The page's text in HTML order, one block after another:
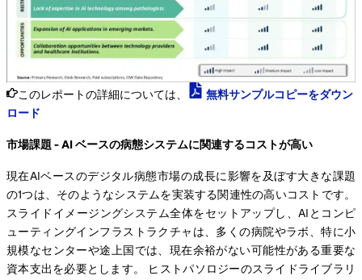
このレポートの詳細については、
無料サンプルコピーをダウン
ロード
市場課題 - AI ベースの病態システムに関連するコストが高い
現在AIベースのデジタル病態市場の成長に影響を及ぼす大きな課題
の1つは、そのようなシステムを実装する関連性の高いコストです。
スライドイメージングシステム全体をセットアップし、AIとコンピ
ューティングインフラストラクチャは、多くの病院やラボ、特に小
規模なセンターや途上国では、現在余裕がない可能性がある重要な
資本支出を必要とします。 ヒストパソロジーのスライドライブラリ